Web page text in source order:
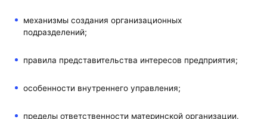
механизмы создания организационных
подразделений;
правила представительства интересов предприятия;
особенности внутреннего управления;
пределы ответственности материнской организации.